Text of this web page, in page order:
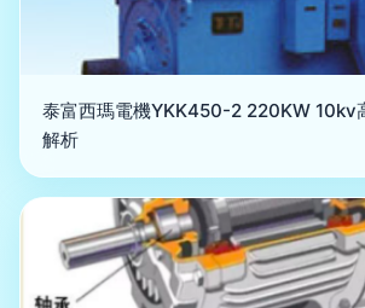
泰富西瑪電機YKK450-2 220KW 10kv
解析